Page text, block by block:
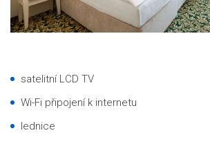
satelitní LCD TV
Wi-Fi připojení k internetu
lednice